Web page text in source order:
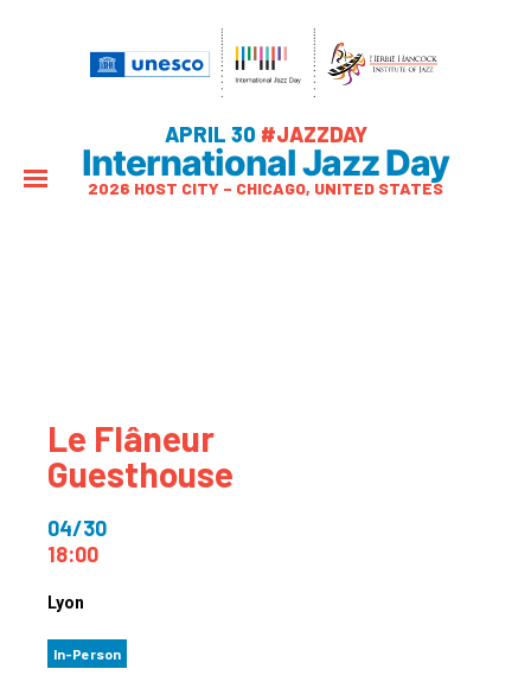
APRIL 30 #JAZZDAY
International Jazz Day
2026 HOST CITY – CHICAGO, UNITED STATES
Le Flâneur
Guesthouse
04/30
18:00
Lyon
In-Person